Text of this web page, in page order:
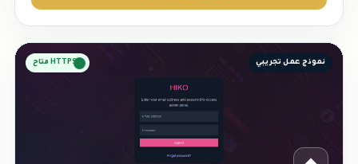
نموذج عمل تجريبي HTTPS متاح